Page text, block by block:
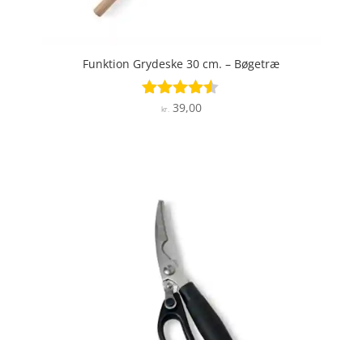
Funktion Grydeske 30 cm. – Bøgetræ
Vurderet
kr.39,00